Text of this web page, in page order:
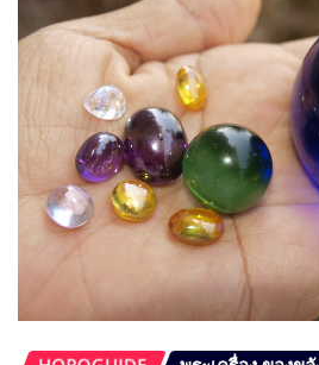
HOROGUIDE พระเครื่อง ของข
ลูกแก้วพญานาค หรือ ม
บุญฤทธิ์แห่งนาคราช
HoroGuide ก.ย. 17, 2017
วันนี้มาดูเครื่องราง…
READ MORE